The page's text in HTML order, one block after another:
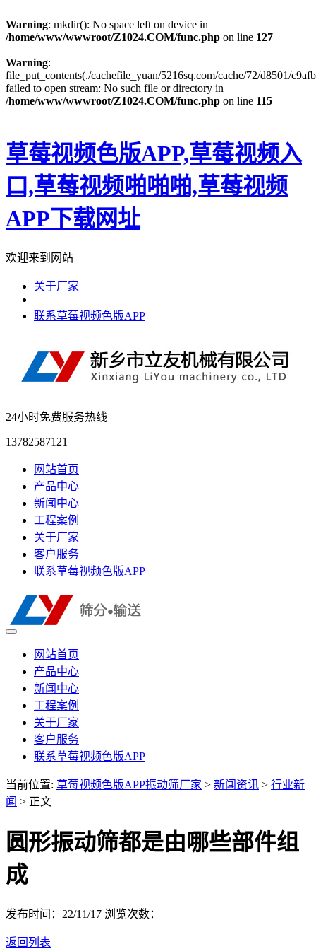
Warning: mkdir(): No space left on device in
/home/www/wwwroot/Z1024.COM/func.php on line 127
Warning:
file_put_contents(./cachefile_yuan/5216sq.com/cache/72/d8501/
failed to open stream: No such file or directory in
/home/www/wwwroot/Z1024.COM/func.php on line 115
草莓视频色版APP,草莓视频入
口,草莓视频啪啪啪,草莓视频
APP下载网址
欢迎来到网站
关于厂家
|
联系草莓视频色版APP
24小时免费服务热线
13782587121
网站首页
产品中心
新闻中心
工程案例
关于厂家
客户服务
联系草莓视频色版APP
网站首页
产品中心
新闻中心
工程案例
关于厂家
客户服务
联系草莓视频色版APP
当前位置: 草莓视频色版APP振动筛厂家 > 新闻资讯 > 行业新
闻 > 正文
圆形振动筛都是由哪些部件组
成
发布时间：22/11/17 浏览次数：
返回列表